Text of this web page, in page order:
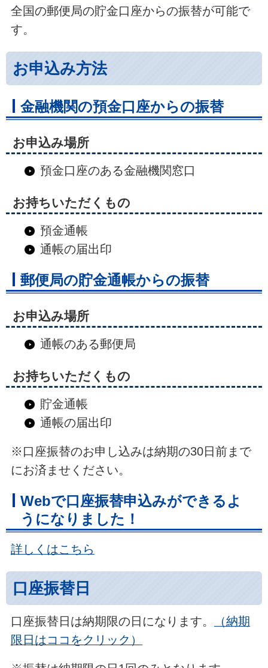
全国の郵便局の貯金口座からの振替が可能で
す。
お申込み方法
金融機関の預金口座からの振替
お申込み場所
預金口座のある金融機関窓口
お持ちいただくもの
預金通帳
通帳の届出印
郵便局の貯金通帳からの振替
お申込み場所
通帳のある郵便局
お持ちいただくもの
貯金通帳
通帳の届出印
※口座振替のお申し込みは納期の30日前まで
にお済ませください。
Webで口座振替申込みができるよ
うになりました！
詳しくはこちら
口座振替日
口座振替日は納期限の日になります。
（納期
限日はココをクリック）